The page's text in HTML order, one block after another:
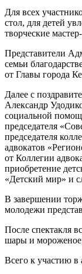
Для всех
стол, для детей
творческие
Представители
семьи
от Главы города
Далее с
Александр
социальной
председателя
председателя
адвокатов
от Коллегии
приобретение
«Детский мир» и
В завершении
молодежи
После спектакля
шары и
Всего к участию